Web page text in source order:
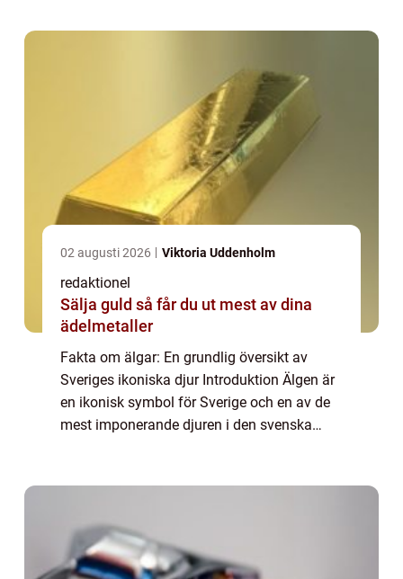
02 augusti 2026 Viktoria Uddenholm
redaktionel
Sälja guld så får du ut mest av dina
ädelmetaller
Fakta om älgar: En grundlig översikt av
Sveriges ikoniska djur Introduktion Älgen är
en ikonisk symbol för Sverige och en av de
mest imponerande djuren i den svenska